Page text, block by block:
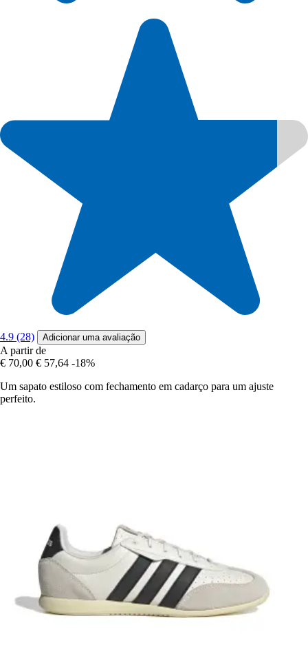
4.9 (28) Adicionar uma avaliação
A partir de
€ 70,00 € 57,64 -18%
Um sapato estiloso com fechamento em cadarço para um ajuste
perfeito.